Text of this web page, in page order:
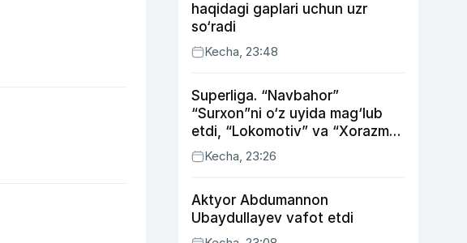
haqidagi gaplari uchun uzr
so‘radi
Kecha, 23:48
Superliga. “Navbahor”
“Surxon”ni o‘z uyida mag‘lub
etdi, “Lokomotiv” va “Xorazm”
uyda g‘alaba qozondi
Kecha, 23:26
Aktyor Abdu­mannon
Ubaydullayev vafot etdi